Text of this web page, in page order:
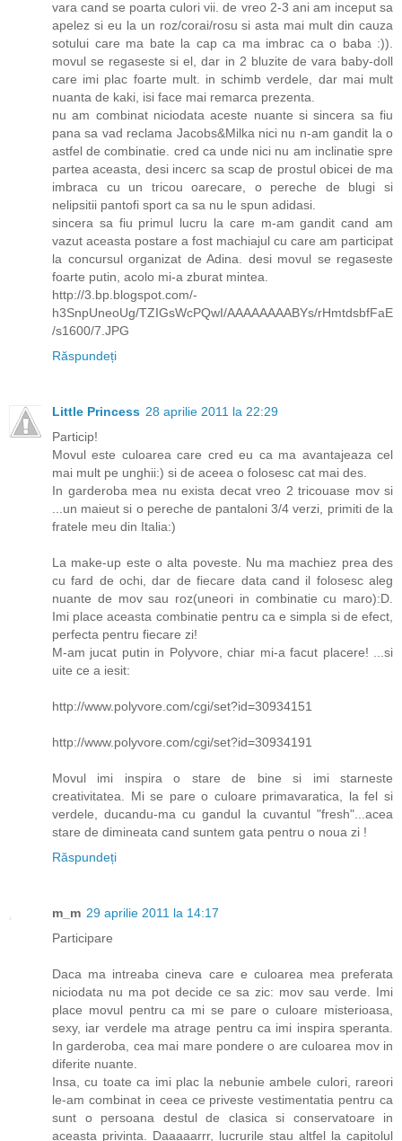
vara cand se poarta culori vii. de vreo 2-3 ani am inceput sa
apelez si eu la un roz/corai/rosu si asta mai mult din cauza
sotului care ma bate la cap ca ma imbrac ca o baba :)).
movul se regaseste si el, dar in 2 bluzite de vara baby-doll
care imi plac foarte mult. in schimb verdele, dar mai mult
nuanta de kaki, isi face mai remarca prezenta.
nu am combinat niciodata aceste nuante si sincera sa fiu
pana sa vad reclama Jacobs&Milka nici nu n-am gandit la o
astfel de combinatie. cred ca unde nici nu am inclinatie spre
partea aceasta, desi incerc sa scap de prostul obicei de ma
imbraca cu un tricou oarecare, o pereche de blugi si
nelipsitii pantofi sport ca sa nu le spun adidasi.
sincera sa fiu primul lucru la care m-am gandit cand am
vazut aceasta postare a fost machiajul cu care am participat
la concursul organizat de Adina. desi movul se regaseste
foarte putin, acolo mi-a zburat mintea.
http://3.bp.blogspot.com/-
h3SnpUneoUg/TZIGsWcPQwI/AAAAAAAABYs/rHmtdsbfFaE
/s1600/7.JPG
Răspundeți
Little Princess 28 aprilie 2011 la 22:29
Particip!
Movul este culoarea care cred eu ca ma avantajeaza cel
mai mult pe unghii:) si de aceea o folosesc cat mai des.
In garderoba mea nu exista decat vreo 2 tricouase mov si
...un maieut si o pereche de pantaloni 3/4 verzi, primiti de la
fratele meu din Italia:)
La make-up este o alta poveste. Nu ma machiez prea des
cu fard de ochi, dar de fiecare data cand il folosesc aleg
nuante de mov sau roz(uneori in combinatie cu maro):D.
Imi place aceasta combinatie pentru ca e simpla si de efect,
perfecta pentru fiecare zi!
M-am jucat putin in Polyvore, chiar mi-a facut placere! ...si
uite ce a iesit:
http://www.polyvore.com/cgi/set?id=30934151
http://www.polyvore.com/cgi/set?id=30934191
Movul imi inspira o stare de bine si imi starneste
creativitatea. Mi se pare o culoare primavaratica, la fel si
verdele, ducandu-ma cu gandul la cuvantul "fresh"...acea
stare de dimineata cand suntem gata pentru o noua zi !
Răspundeți
m_m 29 aprilie 2011 la 14:17
Participare
Daca ma intreaba cineva care e culoarea mea preferata
niciodata nu ma pot decide ce sa zic: mov sau verde. Imi
place movul pentru ca mi se pare o culoare misterioasa,
sexy, iar verdele ma atrage pentru ca imi inspira speranta.
In garderoba, cea mai mare pondere o are culoarea mov in
diferite nuante.
Insa, cu toate ca imi plac la nebunie ambele culori, rareori
le-am combinat in ceea ce priveste vestimentatia pentru ca
sunt o persoana destul de clasica si conservatoare in
aceasta privinta. Daaaaarrr, lucrurile stau altfel la capitolul